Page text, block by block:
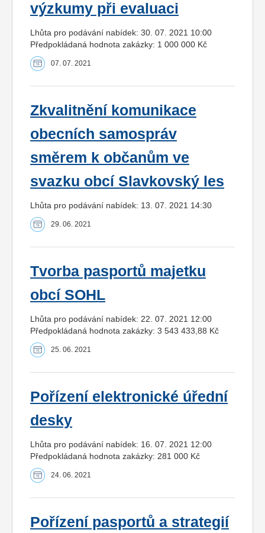
výzkumy při evaluaci
Lhůta pro podávání nabídek: 30. 07. 2021 10:00
Předpokládaná hodnota zakázky: 1 000 000 Kč
07. 07. 2021
Zkvalitnění komunikace
obecních samospráv
směrem k občanům ve
svazku obcí Slavkovský les
Lhůta pro podávání nabídek: 13. 07. 2021 14:30
29. 06. 2021
Tvorba pasportů majetku
obcí SOHL
Lhůta pro podávání nabídek: 22. 07. 2021 12:00
Předpokládaná hodnota zakázky: 3 543 433,88 Kč
25. 06. 2021
Pořízení elektronické úřední
desky
Lhůta pro podávání nabídek: 16. 07. 2021 12:00
Předpokládaná hodnota zakázky: 281 000 Kč
24. 06. 2021
Pořízení pasportů a strategií